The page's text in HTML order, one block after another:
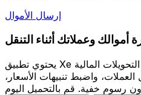
إرسال الأموال
أموالك وعملاتك أثناء التنقل
يحتوي تطبيق Xe على كل ما تحتاجه لإجراء التحويلات المالية
العملات، واضبط تنبيهات الأسعار،